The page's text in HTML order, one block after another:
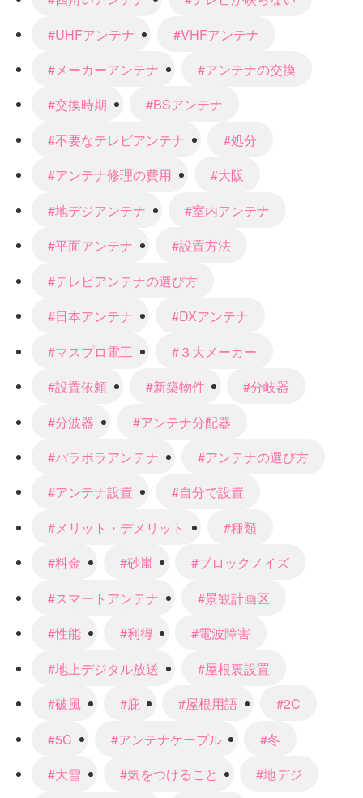
#UHFアンテナ
#VHFアンテナ
#メーカーアンテナ
#アンテナの交換
#交換時期
#BSアンテナ
#不要なテレビアンテナ
#処分
#アンテナ修理の費用
#大阪
#地デジアンテナ
#室内アンテナ
#平面アンテナ
#設置方法
#テレビアンテナの選び方
#日本アンテナ
#DXアンテナ
#マスプロ電工
#３大メーカー
#設置依頼
#新築物件
#分岐器
#分波器
#アンテナ分配器
#パラボラアンテナ
#アンテナの選び方
#アンテナ設置
#自分で設置
#メリット・デメリット
#種類
#料金
#砂嵐
#ブロックノイズ
#スマートアンテナ
#景観計画区
#性能
#利得
#電波障害
#地上デジタル放送
#屋根裏設置
#破風
#庇 #屋根用語
#2C
#5C
#アンテナケーブル
#冬
#大雪
#気をつけること
#地デジ